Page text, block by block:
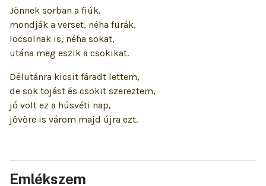
Jönnek sorban a fiúk,
mondják a verset, néha furák,
locsolnak is, néha sokat,
utána meg eszik a csokikat.
Délutánra kicsit fáradt lettem,
de sok tojást és csokit szereztem,
jó volt ez a húsvéti nap,
jövőre is várom majd újra ezt.
Emlékszem